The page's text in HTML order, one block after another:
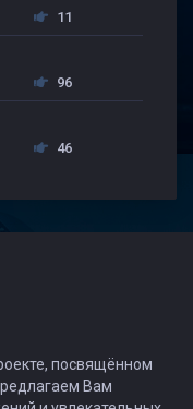
11
96
46
посвящённом
Вам